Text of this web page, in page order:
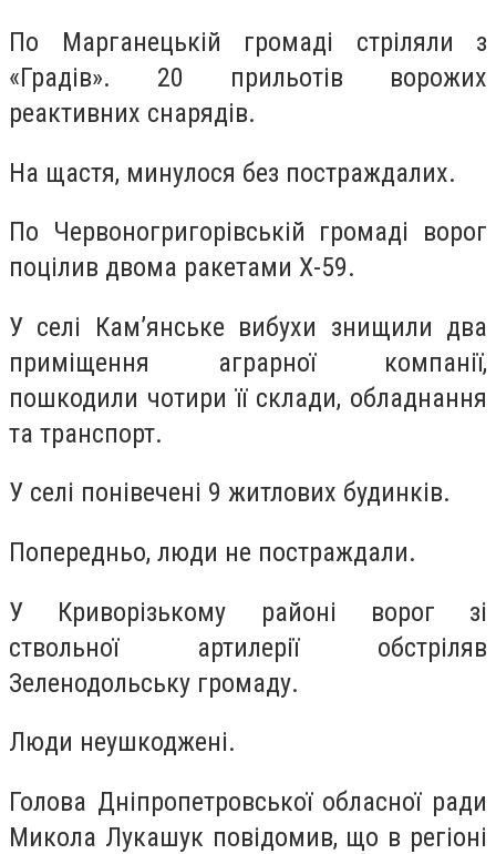
По Марганецькій громаді стріляли з
«Градів». 20 прильотів ворожих
реактивних снарядів.
На щастя, минулося без постраждалих.
По Червоногригорівській громаді ворог
поцілив двома ракетами Х-59.
У селі Кам’янське вибухи знищили два
приміщення аграрної компанії,
пошкодили чотири її склади, обладнання
та транспорт.
У селі понівечені 9 житлових будинків.
Попередньо, люди не постраждали.
У Криворізькому районі ворог зі
ствольної артилерії обстріляв
Зеленодольську громаду.
Люди неушкоджені.
Голова Дніпропетровської обласної ради
Микола Лукашук повідомив, що в регіоні